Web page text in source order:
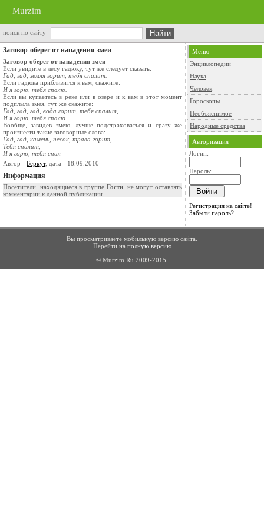
Murzim
поиск по сайту
Заговор-оберег от нападения змеи
Заговор-оберег от нападения змеи
Если увидите в лесу гадюку, тут же следует сказать:
Гад, гад, земля горит, тебя спалит.
Если гадюка приблизится к вам, скажите:
И я горю, тебя спалю.
Если вы купаетесь в реке или в озере и к вам в этот момент
подплыла змея, тут же скажите:
Гад, гад, гад, вода горит, тебя спалит,
И я горю, тебя спалю.
Вообще, завидев змею, лучше подстраховаться и сразу же
произнести такие заговорные слова:
Гад, гад, камень, песок, трава горит,
Тебя спалит,
И я горю, тебя спал
Автор - Беркут, дата - 18.09.2010
Информация
Посетители, находящиеся в группе Гости, не могут оставлять
комментарии к данной публикации.
Меню
Энциклопедии
Наука
Человек
Гороскопы
Необъяснимое
Народные средства
Авторизация
Логин:
Пароль:
Регистрация на сайте!
Забыли пароль?
Вы просматриваете мобильную версию сайта.
Перейти на полную версию
© Murzim.Ru 2009-2015.